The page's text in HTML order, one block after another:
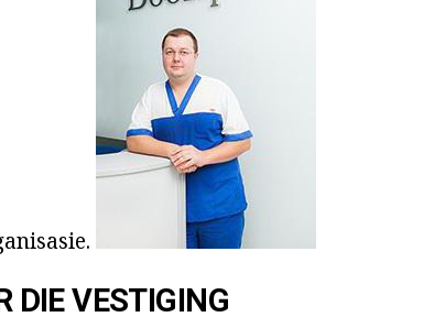
DIE VESTIGING